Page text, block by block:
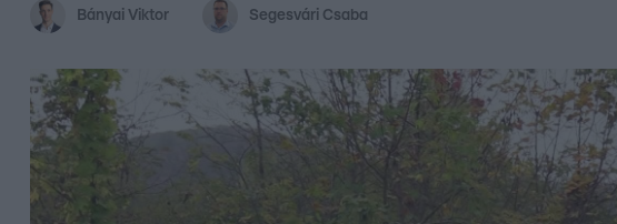
Bányai Viktor Segesvári Csaba